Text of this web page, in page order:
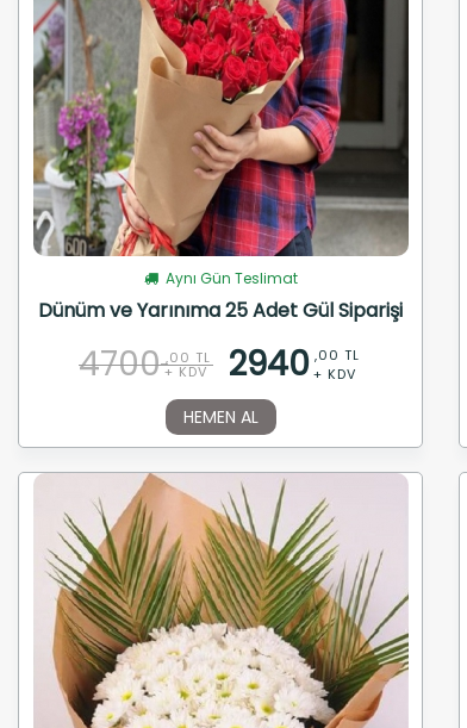
Aynı Gün Teslimat
Dünüm ve Yarınıma 25 Adet Gül Siparişi
4700 ,00 TL
+ KDV 2940 ,00 TL
+ KDV
HEMEN AL